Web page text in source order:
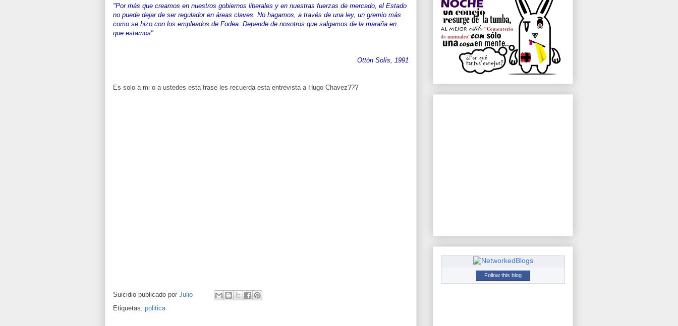
"Por más que creamos en nuestros gobiernos liberales y en nuestras fuerzas de mercado, el Estado
no puede dejar de ser regulador en áreas claves. No hagamos, a través de una ley, un gremio más
como se hizo con los empleados de Fodea. Depende de nosotros que salgamos de la maraña en
que estamos"
Ottón Solís, 1991
Es solo a mi o a ustedes esta frase les recuerda esta entrevista a Hugo Chavez???
Suicidio publicado por Julio
Etiquetas: politica
Follow this blog